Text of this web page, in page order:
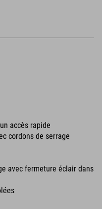
accès rapide
cordons de serrage
avec fermeture éclair dans